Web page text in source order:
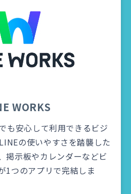
WORKS
も安心して利用できるビジ
の使いやすさを踏襲した
掲示板やカレンダーなどビ
1つのアプリで完結しま